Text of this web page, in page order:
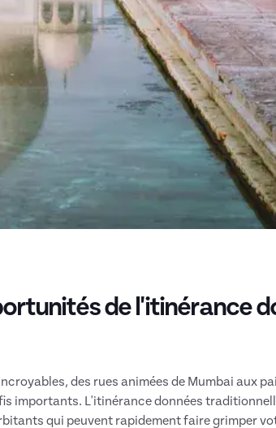
de l'itinérance
des rues animées de Mumbai aux
importants. L'itinérance données
qui peuvent rapidement faire grimper